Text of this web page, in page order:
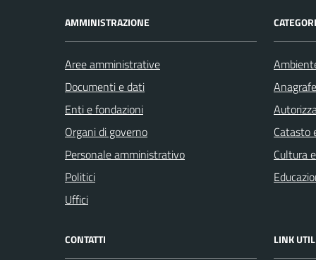
AMMINISTRAZIONE
Aree amministrative
Documenti e dati
Enti e fondazioni
Organi di governo
Personale amministrativo
Politici
Uffici
Catasto
Cultura
CONTATTI LINK